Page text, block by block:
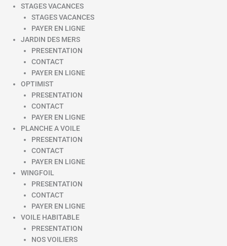
STAGES VACANCES
STAGES VACANCES
PAYER EN LIGNE
JARDIN DES MERS
PRESENTATION
CONTACT
PAYER EN LIGNE
OPTIMIST
PRESENTATION
CONTACT
PAYER EN LIGNE
PLANCHE A VOILE
PRESENTATION
CONTACT
PAYER EN LIGNE
WINGFOIL
PRESENTATION
CONTACT
PAYER EN LIGNE
VOILE HABITABLE
PRESENTATION
NOS VOILIERS